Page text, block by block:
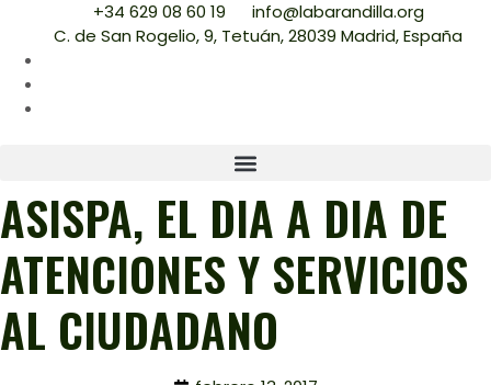
+34 629 08 60 19
info@labarandilla.org
C. de San Rogelio, 9, Tetuán, 28039 Madrid, España
ASISPA, EL DIA A DIA DE
ATENCIONES Y SERVICIOS
AL CIUDADANO